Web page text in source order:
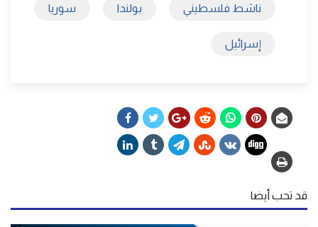
ناشط فلسطيني بولندا سوريا
إسرائيل
قد تحب أيضا